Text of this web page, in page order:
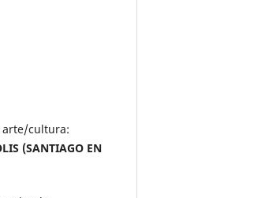
arte/cultura:
(SANTIAGO EN